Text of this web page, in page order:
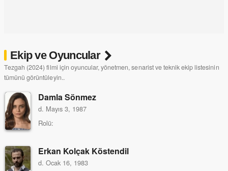
Ekip ve Oyuncular
Tezgah (2024) filmi için oyuncular, yönetmen, senarist ve teknik ekip listesinin
tümünü görüntüleyin..
Damla Sönmez
d. Mayıs 3, 1987
Rolü:
Erkan Kolçak Köstendil
d. Ocak 16, 1983